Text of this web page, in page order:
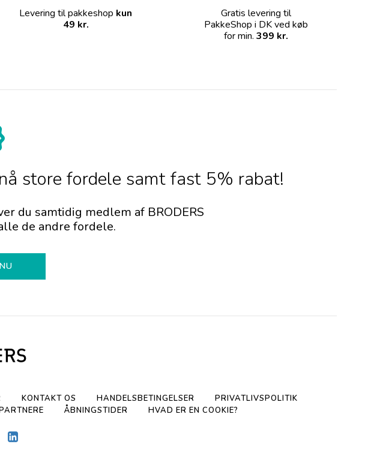
Levering til pakkeshop kun
49 kr.
Gratis levering til
PakkeShop i DK ved køb
for min. 399 kr.
store fordele samt fast 5% rabat!
du samtidig medlem af BRODERS
de andre fordele.
KONTAKT OS HANDELSBETINGELSER
PRIVATLIVSPOLITIK
ÅBNINGSTIDER HVAD ER EN COOKIE?